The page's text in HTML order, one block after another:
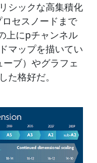
シックな高集積化
セスノードまで
上にpチャンネル
マップを描いてい
ブ）やグラフェ
た格好だ。